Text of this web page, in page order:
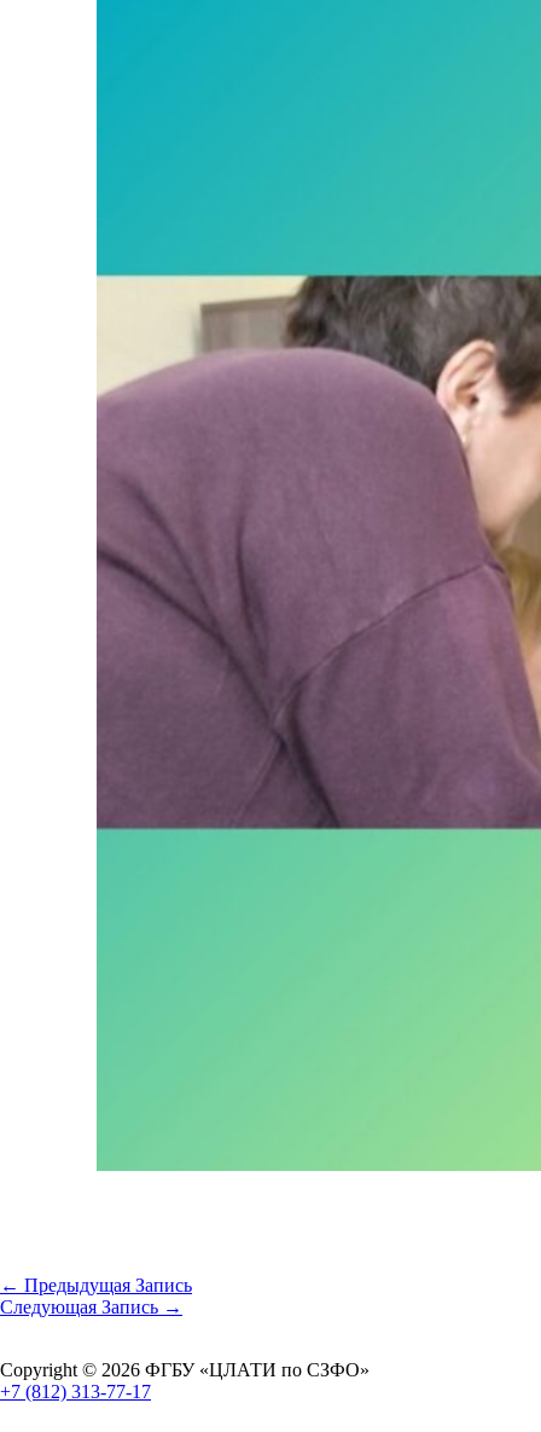
← Предыдущая Запись
Следующая Запись →
Copyright © 2026 ФГБУ «ЦЛАТИ по СЗФО»
+7 (812) 313-77-17